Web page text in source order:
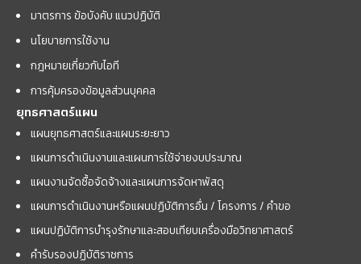
มาตรการ ข้อบังคับ แนวปฏิบัติ
นโยบายการใช้งาน
กฎหมายเกี่ยวกับไอที
การคุ้มครองข้อมูลส่วนบุคคล
ยุทธศาสตร์แผน
แผนยุทธศาสตร์และแผนระยะยาว
แผนการดำเนินงานและแผนการใช้จ่ายงบประมาณ
แผนงานจัดซื้อจัดจ้างและแผนการจัดหาพัสดุ
แผนการดำเนินงานหรือแผนปฏิบัติการอื่น / โครงการ / คำขอ
แผนปฏิบัติการบำรุงรักษาและสอบเทียบเครื่องมือวิทยาศาสตร์
คำรับรองปฏิบัติราชการ